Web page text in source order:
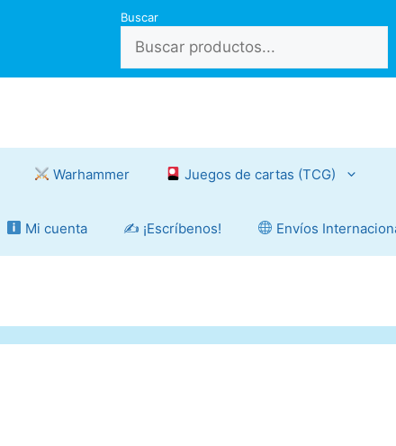
Buscar
Warhammer Juegos de cartas (TCG)
Mi cuenta ✍️ ¡Escríbenos! Envíos